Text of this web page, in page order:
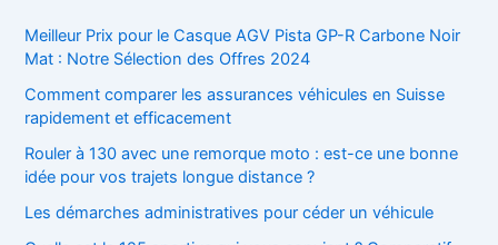
Meilleur Prix pour le Casque AGV Pista GP-R Carbone Noir
Mat : Notre Sélection des Offres 2024
Comment comparer les assurances véhicules en Suisse
rapidement et efficacement
Rouler à 130 avec une remorque moto : est-ce une bonne
idée pour vos trajets longue distance ?
Les démarches administratives pour céder un véhicule